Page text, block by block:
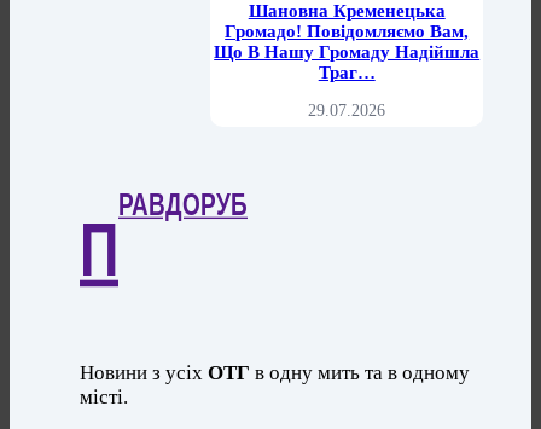
Шановна Кременецька
Громадо! Повідомляємо Вам,
Що В Нашу Громаду Надійшла
Траг…
29.07.2026
П
РАВДОРУБ
Новини з усіхОТГ в одну мить та в одному
місті.